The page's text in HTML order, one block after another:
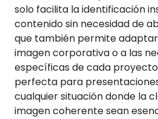
solo facilita la identificación
contenido sin necesidad de
que también permite
imagen corporativa o a las
específicas de cada
perfecta para
cualquier situación donde la
imagen coherente sean